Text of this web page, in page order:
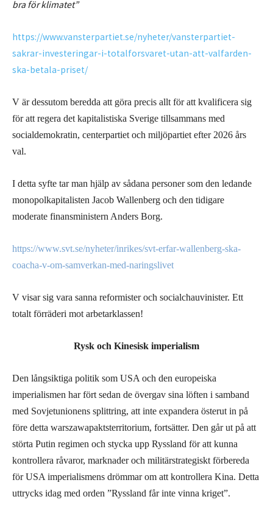
bra för klimatet”
https://www.vansterpartiet.se/nyheter/vansterpartiet-
sakrar-investeringar-i-totalforsvaret-utan-att-valfarden-
ska-betala-priset/
V är dessutom beredda att göra precis allt för att kvalificera sig
för att regera det kapitalistiska Sverige tillsammans med
socialdemokratin, centerpartiet och miljöpartiet efter 2026 års
val.
I detta syfte tar man hjälp av sådana personer som den ledande
monopolkapitalisten Jacob Wallenberg och den tidigare
moderate finansministern Anders Borg.
https://www.svt.se/nyheter/inrikes/svt-erfar-wallenberg-ska-
coacha-v-om-samverkan-med-naringslivet
V visar sig vara sanna reformister och socialchauvinister. Ett
totalt förräderi mot arbetarklassen!
Rysk och Kinesisk imperialism
Den långsiktiga politik som USA och den europeiska
imperialismen har fört sedan de övergav sina löften i samband
med Sovjetunionens splittring, att inte expandera österut in på
före detta warszawapaktsterritorium, fortsätter. Den går ut på att
störta Putin regimen och stycka upp Ryssland för att kunna
kontrollera råvaror, marknader och militärstrategiskt förbereda
för USA imperialismens drömmar om att kontrollera Kina. Detta
uttrycks idag med orden ”Ryssland får inte vinna kriget”.